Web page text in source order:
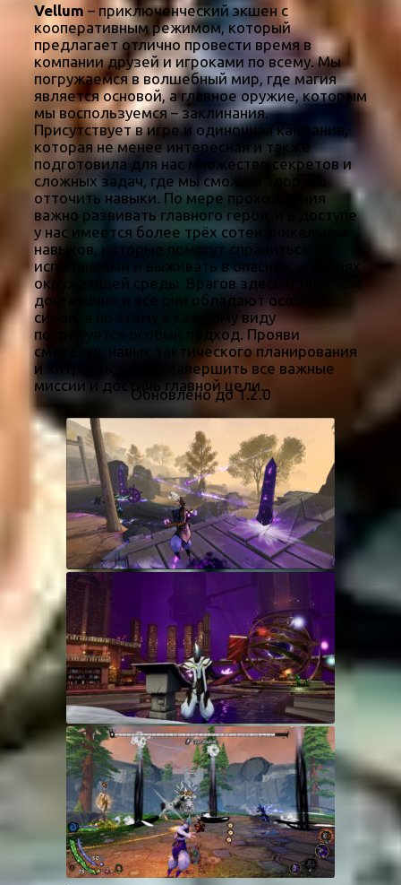
Vellum – приключенческий экшен с
кооперативным режимом, который
предлагает отлично провести время в
компании друзей и игроками по всему. Мы
погружаемся в волшебный мир, где магия
является основой, а главное оружие, которым
мы воспользуемся – заклинания.
Присутствует в игре и одиночная кампания,
которая не менее интересная и также
подготовила для нас множество секретов и
сложных задач, где мы сможем здорово
отточить навыки. По мере прохождения
важно развивать главного героя, и в доступе
у нас имеется более трёх сотен уникальных
навыков, которые помогут справиться с
испытаниями и выживать в опасных условиях
окружающей среды. Врагов здесь более чем
достаточно и все они обладают особой
силой, а по этому к каждому виду
потребуется особый подход. Прояви
смекалку, навык тактического планирования
и хитрость, чтобы завершить все важные
миссии и достичь главной цели.
Обновлено до 1.2.0